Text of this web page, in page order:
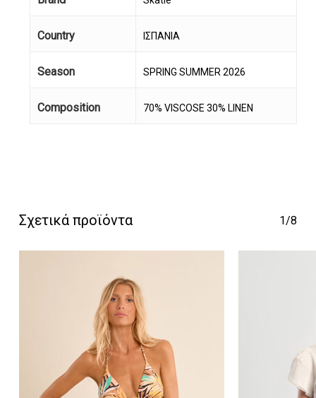
Country ΙΣΠΑΝΙΑ
Season SPRING SUMMER 2026
Composition 70% VISCOSE 30% LINEN
Σχετικά προϊόντα 1/8